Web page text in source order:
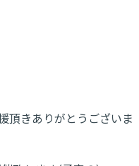
頂きありがとうございま